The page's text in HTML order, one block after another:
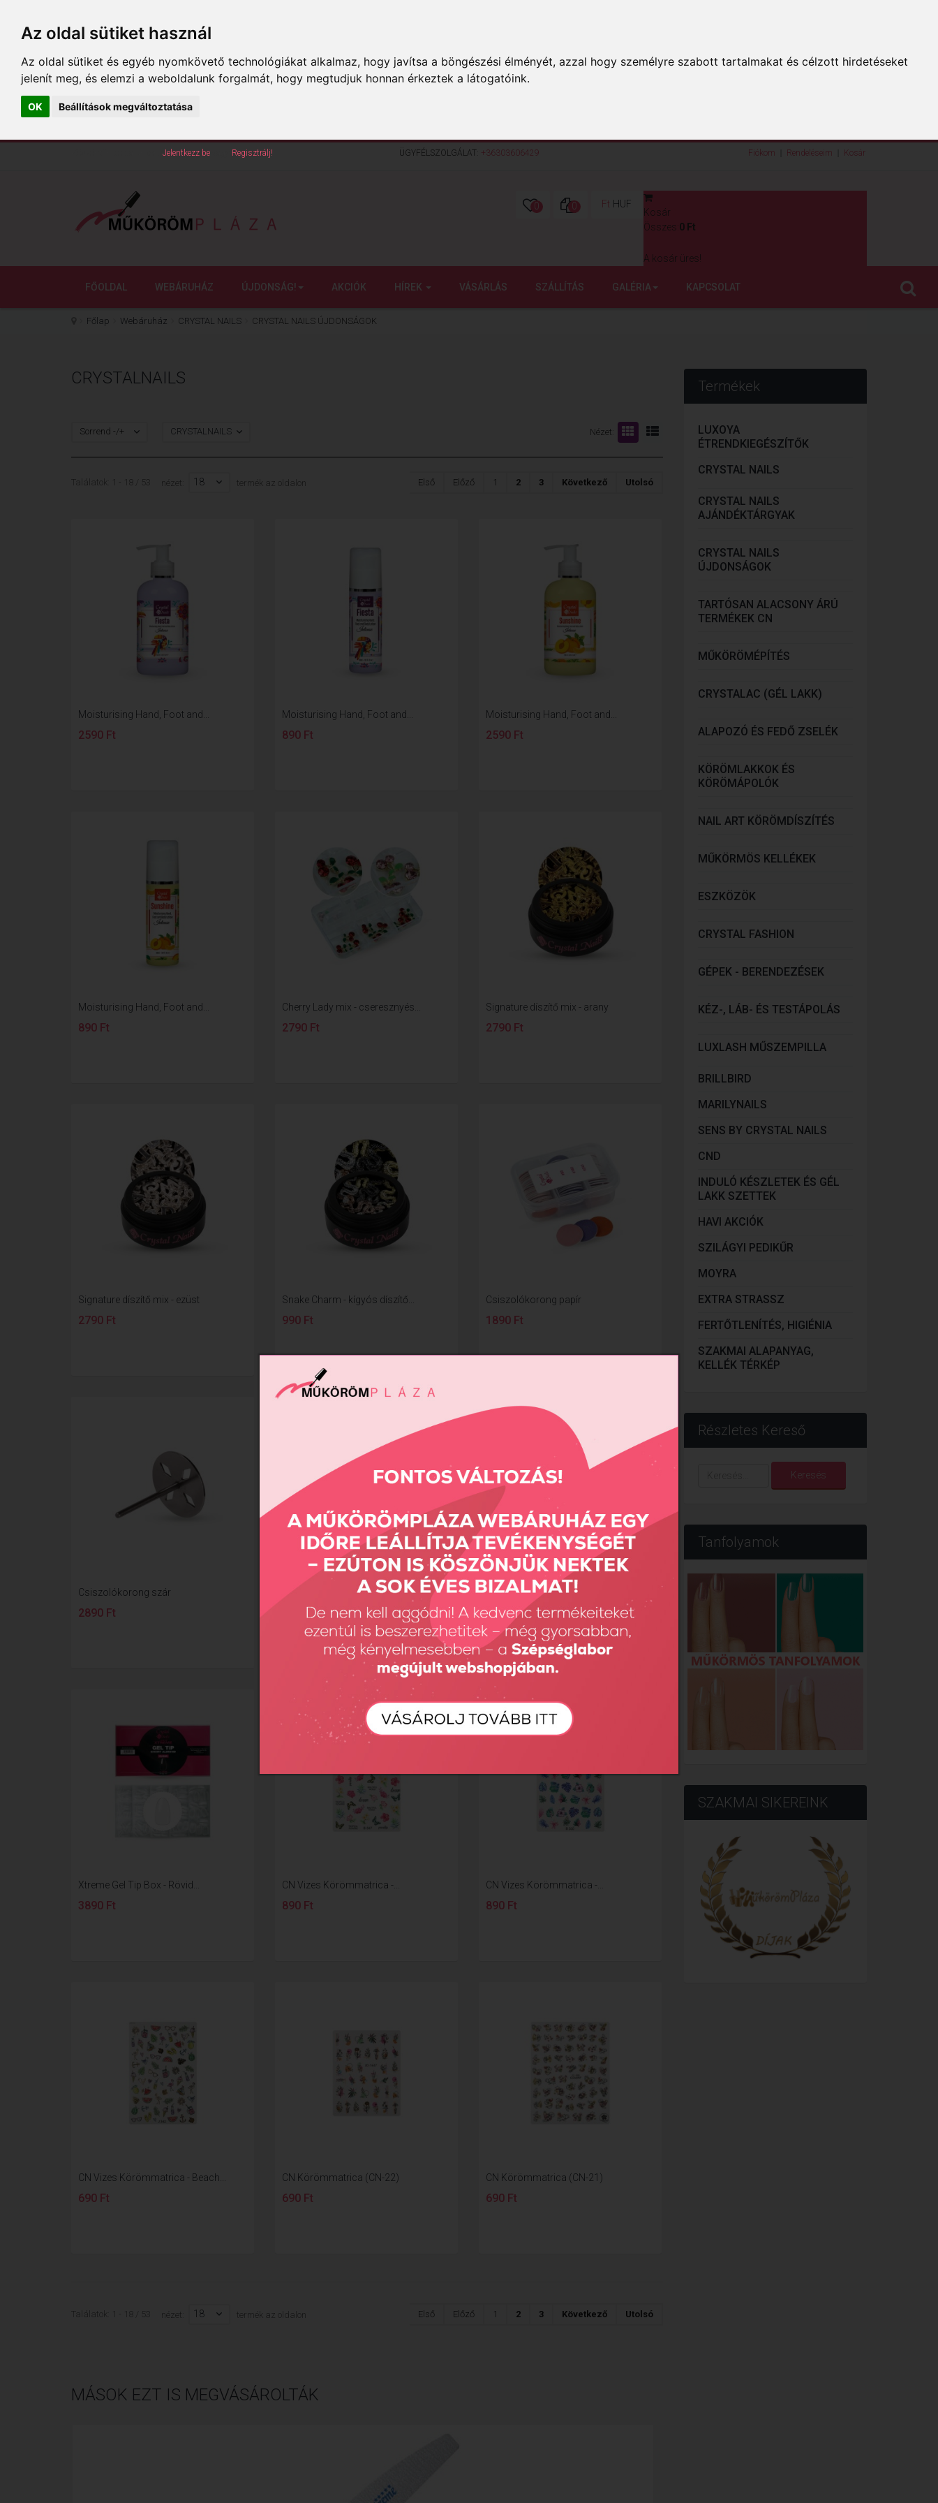
Az oldal sütiket használ
Az oldal sütiket és egyéb nyomkövető technológiákat alkalmaz, hogy javítsa a böngészési élményét, azzal hogy személyre szabott tartalmakat és célzott hirdetéseket
jelenít meg, és elemzi a weboldalunk forgalmát, hogy megtudjuk honnan érkeztek a látogatóink.
OK Beállítások megváltoztatása
Jelentkezz be Regisztrálj! ÜGYFÉLSZOLGÁLAT: +36303606429 Fiókom Rendeléseim Kosár
0 0 Ft HUF
Kosár
Összes: 0 Ft
A kosár üres!
FŐOLDAL WEBÁRUHÁZ ÚJDONSÁG! AKCIÓK HÍREK VÁSÁRLÁS SZÁLLÍTÁS GALÉRIA KAPCSOLAT
Főlap Webáruház CRYSTAL NAILS CRYSTAL NAILS ÚJDONSÁGOK
CRYSTALNAILS
Nézet:
Sorrend -/+ CRYSTALNAILS
Találatok: 1 - 18 / 53 nézet: 18 termék az oldalon Első Előző 1 2 3 Következő Utolsó
Moisturising Hand, Foot and...
2590 Ft
Moisturising Hand, Foot and...
890 Ft
Moisturising Hand, Foot and...
2590 Ft
Moisturising Hand, Foot and...
890 Ft
Cherry Lady mix - cseresznyés...
2790 Ft
Signature díszítő mix - arany
2790 Ft
Signature díszítő mix - ezüst
2790 Ft
Snake Charm - kígyós díszítő...
990 Ft
Csiszolókorong papír
1890 Ft
Csiszolókorong szár
2890 Ft
Xtreme Gel Tip Box - Rövid...
3890 Ft
Xtreme Gel Tip Box - Rövid...
3890 Ft
Xtreme Gel Tip Box - Rövid...
3890 Ft
CN Vizes Körömmatrica -...
890 Ft
CN Vizes Körömmatrica -...
890 Ft
CN Vizes Körömmatrica - Beach...
690 Ft
CN Körömmatrica (CN-22)
690 Ft
CN Körömmatrica (CN-21)
690 Ft
Találatok: 1 - 18 / 53 nézet: 18 termék az oldalon Első Előző 1 2 3 Következő Utolsó
MÁSOK EZT IS MEGVÁSÁROLTÁK
Termékek
LUXOYA
ÉTRENDKIEGÉSZÍTŐK
CRYSTAL NAILS
CRYSTAL NAILS
AJÁNDÉKTÁRGYAK
CRYSTAL NAILS
ÚJDONSÁGOK
TARTÓSAN ALACSONY ÁRÚ
TERMÉKEK CN
MŰKÖRÖMÉPÍTÉS
CRYSTALAC (GÉL LAKK)
ALAPOZÓ ÉS FEDŐ ZSELÉK
KÖRÖMLAKKOK ÉS
KÖRÖMÁPOLÓK
NAIL ART KÖRÖMDÍSZÍTÉS
MŰKÖRMÖS KELLÉKEK
ESZKÖZÖK
CRYSTAL FASHION
GÉPEK - BERENDEZÉSEK
KÉZ-, LÁB- ÉS TESTÁPOLÁS
LUXLASH MŰSZEMPILLA
BRILLBIRD
MARILYNAILS
SENS BY CRYSTAL NAILS
CND
INDULÓ KÉSZLETEK ÉS GÉL
LAKK SZETTEK
HAVI AKCIÓK
SZILÁGYI PEDIKŰR
MOYRA
EXTRA STRASSZ
FERTŐTLENÍTÉS, HIGIÉNIA
SZAKMAI ALAPANYAG,
KELLÉK TÉRKÉP
Részletes Kereső
Keresés
Tanfolyamok
SZAKMAI SIKEREINK